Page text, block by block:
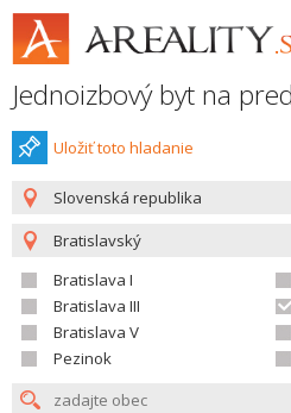
Jednoizbový byt na
Uložiť toto hladanie
Slovenská republika
Bratislavský
Bratislava I
Bratislava III
Bratislava V
Pezinok